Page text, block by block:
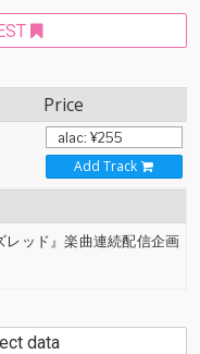
Price
Add Track
レッド』楽曲連続配信企画
data